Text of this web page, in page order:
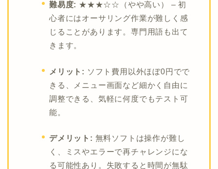
難易度: ★★★☆☆（やや高い） – 初
心者にはオーサリング作業が難しく感
じることがあります。専門用語も出て
きます。
メリット: ソフト費用以外ほぼ0円でで
きる、メニュー画面など細かく自由に
調整できる、気軽に何度でもテスト可
能。
デメリット: 無料ソフトは操作が難し
く、ミスやエラーで再チャレンジにな
る可能性あり。失敗すると時間が無駄